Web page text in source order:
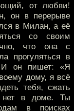
от любви!
он в перерыве
в Милан, а её
со своим
что она с
прогуляться в
И он пишет: «Я
дому, я всё
тебя, сжать
нет в доме. Ты
в поисках